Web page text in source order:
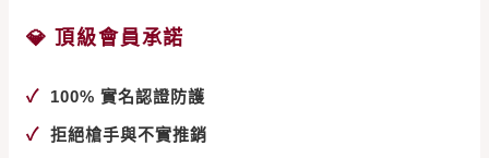
💎 頂級會員承諾
✓ 100% 實名認證防護
✓ 拒絕槍手與不實推銷